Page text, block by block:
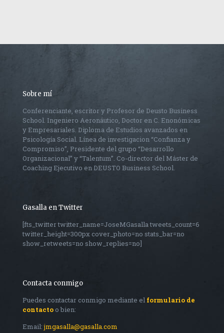
Sobre mí
Conferenciante, escritor y Profesor de Deusto Business
School. Ingeniero Aeronáutico, Doctor en C. Enonómicas
y Empresariales. Diploma de Estudios avanzados en
Psicología Social. Línea de investigacion “Confianza y
Compromiso”, Presidente del grupo “Desarrollo
Organizacional” y “Talentum”. Co-director del Máster de
Coaching Ejecutivo en DEUSTO Business School.
Gasalla en Twitter
[fts_twitter twitter_name=JoseMGasalla tweets_count=6
twitter_height=300px cover_photo=no stats_bar=no
show_retweets=no show_replies=no]
Contacta conmigo
Puedes contactar conmigo mediante el formulario de
contacto o bien:
Email:jmgasalla@gasalla.com